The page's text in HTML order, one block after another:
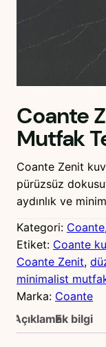
Coante
Mutfak
Coante Zenit
pürüzsüz
aydınlık ve
Kategori: Coante
Etiket: Coante
Coante Zenit,
minimalist
Marka: Coante
AçıklamaEk bilgi